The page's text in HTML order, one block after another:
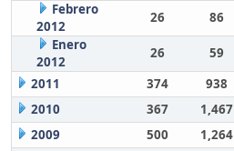
Febrero
2012
26 86
Enero
2012
26 59
2011
374 938
2010
367 1,467
2009
500 1,264